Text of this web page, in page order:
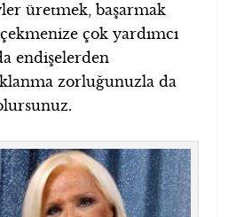
üretmek, başarmak
çok yardımcı
endişelerden
zorluğunuzla da